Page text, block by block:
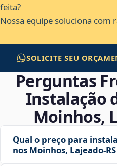
feita?
Nossa equipe soluciona com
SOLICITE SEU
Perguntas
Instalação
Moinhos,
Qual o preço para
nos Moinhos,